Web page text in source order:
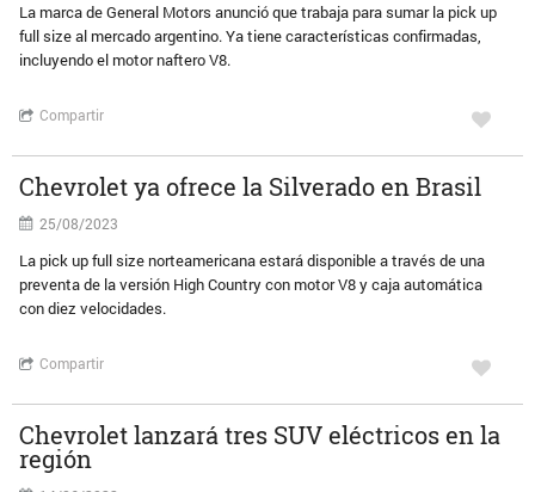
La marca de General Motors anunció que trabaja para sumar la pick up
full size al mercado argentino. Ya tiene características confirmadas,
incluyendo el motor naftero V8.
Compartir
Chevrolet ya ofrece la Silverado en Brasil
25/08/2023
La pick up full size norteamericana estará disponible a través de una
preventa de la versión High Country con motor V8 y caja automática
con diez velocidades.
Compartir
Chevrolet lanzará tres SUV eléctricos en la
región